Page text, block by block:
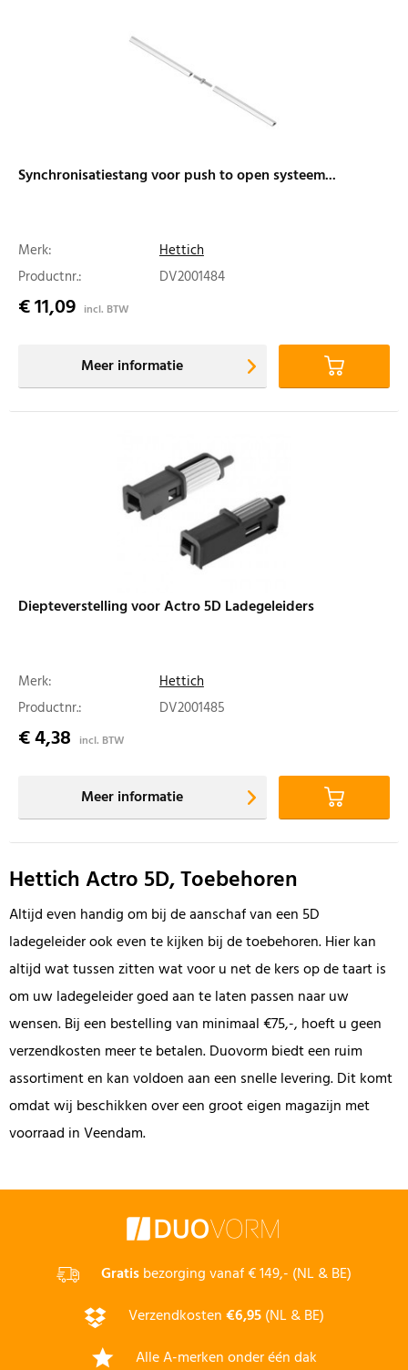
Synchronisatiestang voor push to open systeem...
Merk:
Hettich
Productnr.:
DV2001484
€ 11,09 incl. BTW
Meer informatie
Diepteverstelling voor Actro 5D Ladegeleiders
Merk:
Hettich
Productnr.:
DV2001485
€ 4,38 incl. BTW
Meer informatie
Hettich Actro 5D, Toebehoren
Altijd even handig om bij de aanschaf van een 5D
ladegeleider ook even te kijken bij de toebehoren. Hier kan
altijd wat tussen zitten wat voor u net de kers op de taart is
om uw ladegeleider goed aan te laten passen naar uw
wensen. Bij een bestelling van minimaal €75,-, hoeft u geen
verzendkosten meer te betalen. Duovorm biedt een ruim
assortiment en kan voldoen aan een snelle levering. Dit komt
omdat wij beschikken over een groot eigen magazijn met
voorraad in Veendam.
Gratisbezorging vanaf € 149,- (NL & BE)
Verzendkosten€6,95(NL & BE)
Alle A-merken onder één dak